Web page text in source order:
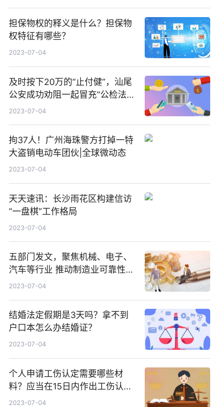
担保物权的释义是什么？担保物
权特征有哪些？
2023-07-04
及时按下20万的“止付健”，汕尾
公安成功劝阻一起冒充“公检法”
诈骗
2023-07-04
拘37人！广州海珠警方打掉一特
大盗销电动车团伙|全球微动态
2023-07-04
天天速讯：长沙雨花区构建信访
“一盘棋”工作格局
2023-07-04
五部门发文，聚焦机械、电子、
汽车等行业 推动制造业可靠性提
升_焦点速讯
2023-07-04
结婚法定假期是3天吗？拿不到
户口本怎么办结婚证？
2023-07-04
个人申请工伤认定需要哪些材
料？应当在15日内作出工伤认定
的决定吗？
2023-07-04